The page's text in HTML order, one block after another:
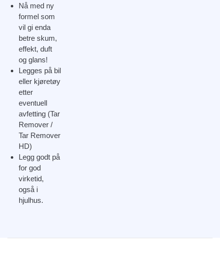
Nå med ny
formel som
vil gi enda
betre skum,
effekt, duft
og glans!
Legges på bil
eller kjøretøy
etter
eventuell
avfetting (Tar
Remover /
Tar Remover
HD)
Legg godt på
for god
virketid,
også i
hjulhus.